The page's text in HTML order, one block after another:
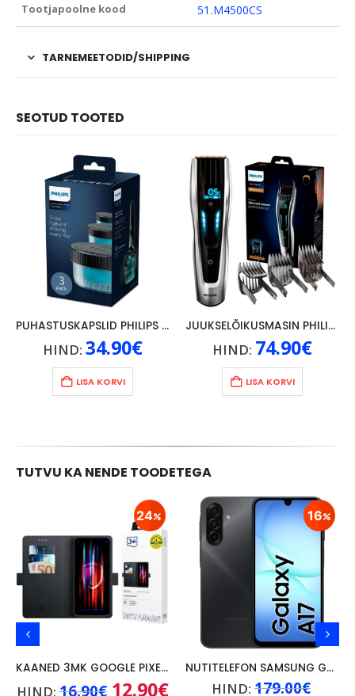
Tootjapoolne kood 51.M4500CS
TARNEMEETODID/SHIPPING
SEOTUD TOOTED
PUHASTUSKAPSLID PHILIPS 3TK
HIND: 34.90€
LISA KORVI
JUUKSELÕIKUSMASIN PHILIPS PRESTIGE 9000, HC9450/15
HIND: 74.90€
LISA KORVI
TUTVU KA NENDE TOODETEGA
24
KAANED 3MK GOOGLE PIXEL 9A, MUST
HIND:16.90€ Algne
12.90€Praegune
16
NUTITELEFON SAMSUNG GALAXY A17 4G, 4GB/128GB, MUST
HIND:179.00€